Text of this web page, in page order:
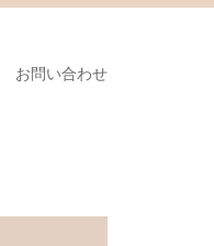
お問い合わせ